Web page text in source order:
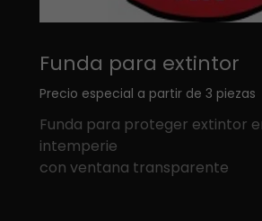
Funda para extintor
Precio especial a partir de 3 piezas
Funda para proteger extintor
intemperie
con ventana transparente